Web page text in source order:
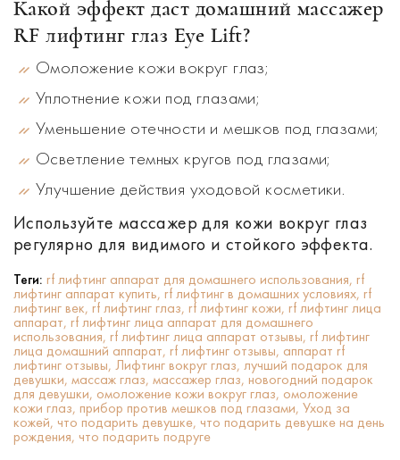
Какой эффект даст домашний массажер
RF лифтинг глаз Eye Lift?
Омоложение кожи вокруг глаз;
Уплотнение кожи под глазами;
Уменьшение отечности и мешков под глазами;
Осветление темных кругов под глазами;
Улучшение действия уходовой косметики.
Используйте массажер для кожи вокруг глаз
регулярно для видимого и стойкого эффекта.
Теги: rf лифтинг аппарат для домашнего использования, rf
лифтинг аппарат купить, rf лифтинг в домашних условиях, rf
лифтинг век, rf лифтинг глаз, rf лифтинг кожи, rf лифтинг лица
аппарат, rf лифтинг лица аппарат для домашнего
использования, rf лифтинг лица аппарат отзывы, rf лифтинг
лица домашний аппарат, rf лифтинг отзывы, аппарат rf
лифтинг отзывы, Лифтинг вокруг глаз, лучший подарок для
девушки, массаж глаз, массажер глаз, новогодний подарок
для девушки, омоложение кожи вокруг глаз, омоложение
кожи глаз, прибор против мешков под глазами, Уход за
кожей, что подарить девушке, что подарить девушке на день
рождения, что подарить подруге